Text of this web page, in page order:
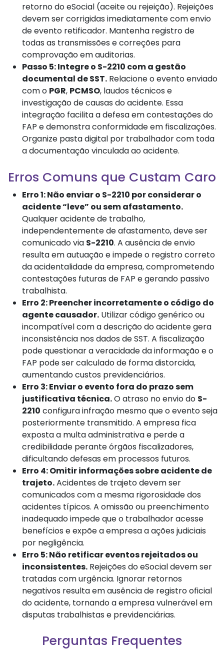
retorno do eSocial (aceite ou rejeição). Rejeições
devem ser corrigidas imediatamente com envio
de evento retificador. Mantenha registro de
todas as transmissões e correções para
comprovação em auditorias.
Passo 5: Integre o S-2210 com a gestão
documental de SST. Relacione o evento enviado
com o PGR, PCMSO, laudos técnicos e
investigação de causas do acidente. Essa
integração facilita a defesa em contestações do
FAP e demonstra conformidade em fiscalizações.
Organize pasta digital por trabalhador com toda
a documentação vinculada ao acidente.
Erros Comuns que Custam Caro
Erro 1: Não enviar o S-2210 por considerar o
acidente “leve” ou sem afastamento.
Qualquer acidente de trabalho,
independentemente de afastamento, deve ser
comunicado via S-2210. A ausência de envio
resulta em autuação e impede o registro correto
da acidentalidade da empresa, comprometendo
contestações futuras de FAP e gerando passivo
trabalhista.
Erro 2: Preencher incorretamente o código do
agente causador. Utilizar código genérico ou
incompatível com a descrição do acidente gera
inconsistência nos dados de SST. A fiscalização
pode questionar a veracidade da informação e o
FAP pode ser calculado de forma distorcida,
aumentando custos previdenciários.
Erro 3: Enviar o evento fora do prazo sem
justificativa técnica.O atraso no envio do S-
2210 configura infração mesmo que o evento seja
posteriormente transmitido. A empresa fica
exposta a multa administrativa e perde a
credibilidade perante órgãos fiscalizadores,
dificultando defesas em processos futuros.
Erro 4: Omitir informações sobre acidente de
trajeto.Acidentes de trajeto devem ser
comunicados com a mesma rigorosidade dos
acidentes típicos. A omissão ou preenchimento
inadequado impede que o trabalhador acesse
benefícios e expõe a empresa a ações judiciais
por negligência.
Erro 5: Não retificar eventos rejeitados ou
inconsistentes. Rejeições do eSocial devem ser
tratadas com urgência. Ignorar retornos
negativos resulta em ausência de registro oficial
do acidente, tornando a empresa vulnerável em
disputas trabalhistas e previdenciárias.
Perguntas Frequentes